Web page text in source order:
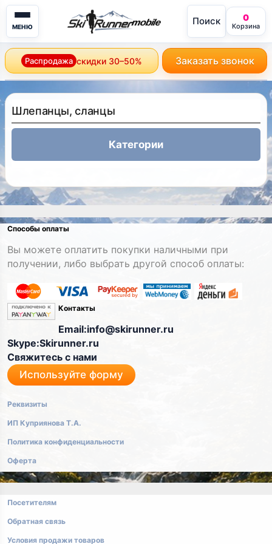
МЕНЮ mobile Поиск 0
Корзина
Распродажа скидки 30–50% Заказать звонок
Шлепанцы, сланцы
Категории
Способы оплаты
Вы можете оплатить покупки наличными при
получении, либо выбрать другой способ оплаты:
Контакты
Email:info@skirunner.ru
Skype:Skirunner.ru
Свяжитесь с нами
Используйте форму
Реквизиты
ИП Куприянова Т.А.
Политика конфиденциальности
Оферта
Посетителям
Обратная связь
Условия продажи товаров